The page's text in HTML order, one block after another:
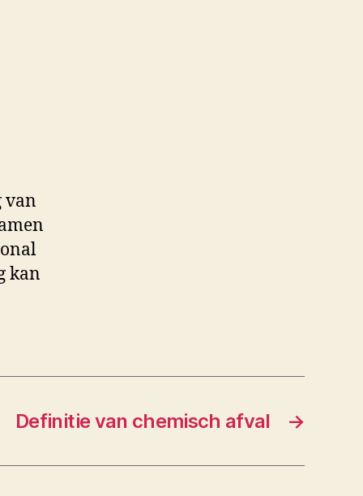
van
kan
→
Definitie van chemisch afval